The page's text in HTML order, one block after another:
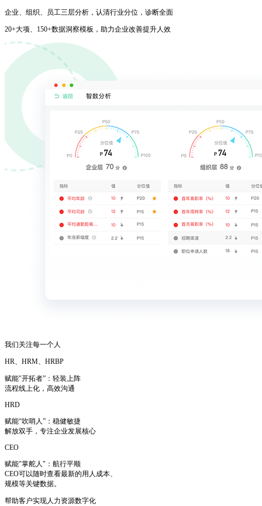
企业、组织、员工三层分析，认清行业分位，诊断全面
20+大项、150+数据洞察模板，助力企业改善提升人效
我们关注每一个人
HR、HRM、HRBP
赋能"开拓者”：轻装上阵
流程线上化，高效沟通
HRD
赋能“吹哨人”：稳健敏捷
解放双手，专注企业发展核心
CEO
赋能"掌舵人"：航行平顺
CEO可以随时查看最新的用人成本、
规模等关键数据。
帮助客户实现人力资源数字化